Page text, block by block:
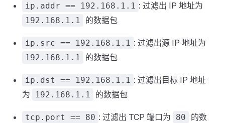
ip.addr == 192.168.1.1 : 过滤出 IP 地址为
192.168.1.1 的数据包
ip.src == 192.168.1.1 : 过滤出源 IP 地址为
192.168.1.1 的数据包
ip.dst == 192.168.1.1 : 过滤出目标 IP 地址
为
192.168.1.1 的数据包
tcp.port == 80 : 过滤出 TCP 端口为 80
的数